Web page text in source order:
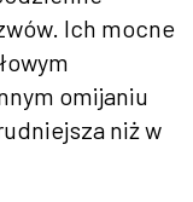
Ich mocne
omijaniu
niż w